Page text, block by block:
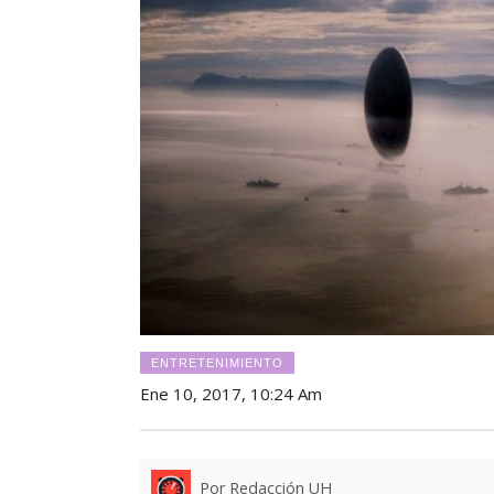
ENTRETENIMIENTO
Ene 10, 2017, 10:24 Am
Por Redacción UH